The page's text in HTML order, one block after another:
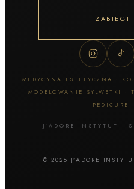
ZABIEGI
MEDYCYNA ESTETYCZNA ·
MODELOWANIE SYLWETKI ·
PEDICURE
J’ADORE INSTYTUT ·
© 2026 J’ADORE